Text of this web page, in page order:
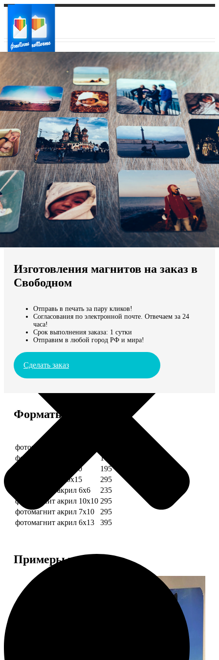
Ваш город:
Ваш регион доставки
Выберите из списка:
Мы доставляем по всему миру
Продолжить без города
Изготовления магнитов на заказ в
Свободном
Отправь в печать за пару кликов!
Согласования по электронной почте. Отвечаем за 24
часа!
Срок выполнения заказа: 1 сутки
Отправим в любой город РФ и мира!
Сделать заказ
Форматы и цены
Услуга
фотомагниты 6х6
фотомагнит 7х10
175
фотомагниты 10х10
195
фотомагниты 10х15
295
фотомагнит акрил 6х6
235
фотомагнит акрил 10х10 295
фотомагнит акрил 7х10
295
фотомагнит акрил 6х13
395
Примеры работ